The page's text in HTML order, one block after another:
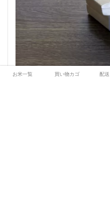
お米一覧 買い物カゴ 配